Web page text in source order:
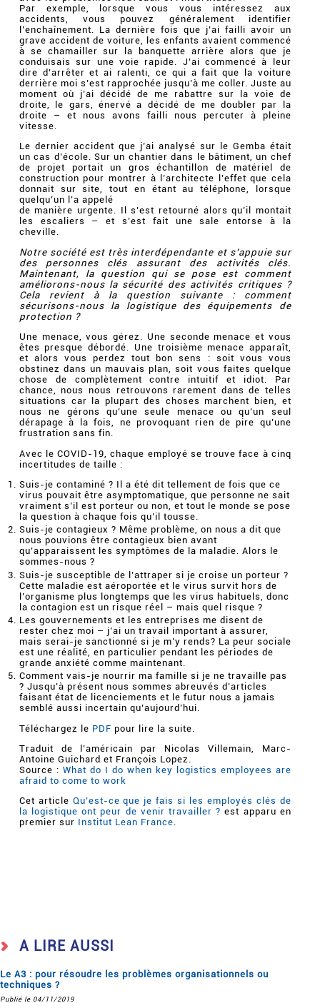
Par exemple, lorsque vous vous intéressez aux
accidents, vous pouvez généralement identifier
l’enchaînement. La dernière fois que j’ai failli avoir un
grave accident de voiture, les enfants avaient commencé
à se chamailler sur la banquette arrière alors que je
conduisais sur une voie rapide. J’ai commencé à leur
dire d’arrêter et ai ralenti, ce qui a fait que la voiture
derrière moi s’est rapprochée jusqu’à me coller. Juste au
moment où j’ai décidé de me rabattre sur la voie de
droite, le gars, énervé a décidé de me doubler par la
droite – et nous avons failli nous percuter à pleine
vitesse.
Le dernier accident que j’ai analysé sur le Gemba était
un cas d’école. Sur un chantier dans le bâtiment, un chef
de projet portait un gros échantillon de matériel de
construction pour montrer à l’architecte l’effet que cela
donnait sur site, tout en étant au téléphone, lorsque
quelqu’un l’a appelé
de manière urgente. Il s’est retourné alors qu’il montait
les escaliers – et s’est fait une sale entorse à la
cheville.
Notre société est très interdépendante et s’appuie sur
des personnes clés assurant des activités clés.
Maintenant, la question qui se pose est comment
améliorons-nous la sécurité des activités critiques ?
Cela revient à la question suivante : comment
sécurisons-nous la logistique des équipements de
protection ?
Une menace, vous gérez. Une seconde menace et vous
êtes presque débordé. Une troisième menace apparaît,
et alors vous perdez tout bon sens : soit vous vous
obstinez dans un mauvais plan, soit vous faites quelque
chose de complètement contre intuitif et idiot. Par
chance, nous nous retrouvons rarement dans de telles
situations car la plupart des choses marchent bien, et
nous ne gérons qu’une seule menace ou qu’un seul
dérapage à la fois, ne provoquant rien de pire qu’une
frustration sans fin.
Avec le COVID-19, chaque employé se trouve face à cinq
incertitudes de taille :
Suis-je contaminé ? Il a été dit tellement de fois que ce
virus pouvait être asymptomatique, que personne ne sait
vraiment s’il est porteur ou non, et tout le monde se pose
la question à chaque fois qu’il tousse.
Suis-je contagieux ? Même problème, on nous a dit que
nous pouvions être contagieux bien avant
qu’apparaissent les symptômes de la maladie. Alors le
sommes-nous ?
Suis-je susceptible de l’attraper si je croise un porteur ?
Cette maladie est aéroportée et le virus survit hors de
l’organisme plus longtemps que les virus habituels, donc
la contagion est un risque réel – mais quel risque ?
Les gouvernements et les entreprises me disent de
rester chez moi – j’ai un travail important à assurer,
mais serai-je sanctionné si je m’y rends? La peur sociale
est une réalité, en particulier pendant les périodes de
grande anxiété comme maintenant.
Comment vais-je nourrir ma famille si je ne travaille pas
? Jusqu’à présent nous sommes abreuvés d’articles
faisant état de licenciements et le futur nous a jamais
semblé aussi incertain qu’aujourd’hui.
Téléchargez le PDF pour lire la suite.
Traduit de l’américain par Nicolas Villemain, Marc-
Antoine Guichard et François Lopez.
Source : What do I do when key logistics employees are
afraid to come to work
Cet article Qu’est-ce que je fais si les employés clés de
la logistique ont peur de venir travailler ? est apparu en
premier sur Institut Lean France.
A LIRE AUSSI
Le A3 : pour résoudre les problèmes organisationnels ou
techniques ?
Publié le 04/11/2019